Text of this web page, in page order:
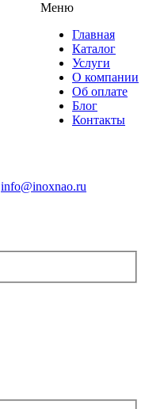
Меню
Главная
Каталог
Услуги
О компании
Об оплате
Блог
Контакты
info@inoxnao.ru